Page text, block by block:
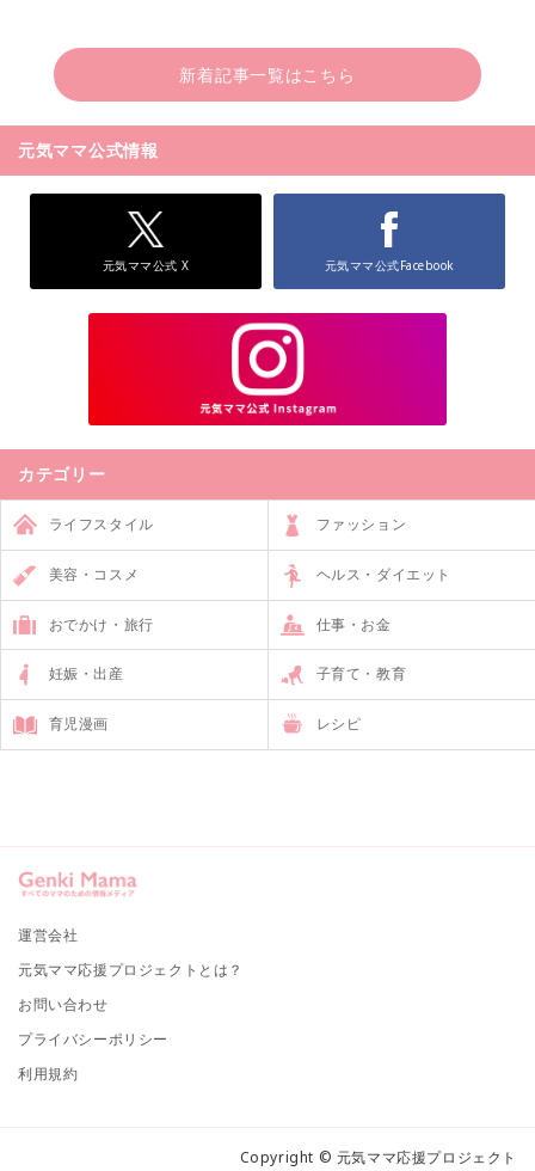
新着記事一覧はこちら
元気ママ公式情報
元気ママ公式 X 元気ママ公式Facebook
カテゴリー
ライフスタイル ファッション
美容・コスメ ヘルス・ダイエット
おでかけ・旅行 仕事・お金
妊娠・出産 子育て・教育
育児漫画 レシピ
運営会社
元気ママ応援プロジェクトとは？
お問い合わせ
プライバシーポリシー
利用規約
Copyright © 元気ママ応援プロジェクト